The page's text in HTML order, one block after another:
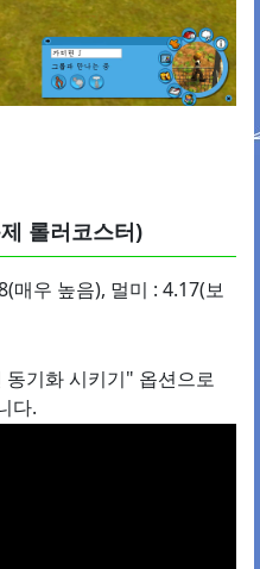
롤러코스터)
매우 높음), 멀미 : 4.17(보
기화 시키기" 옵션으로
다.